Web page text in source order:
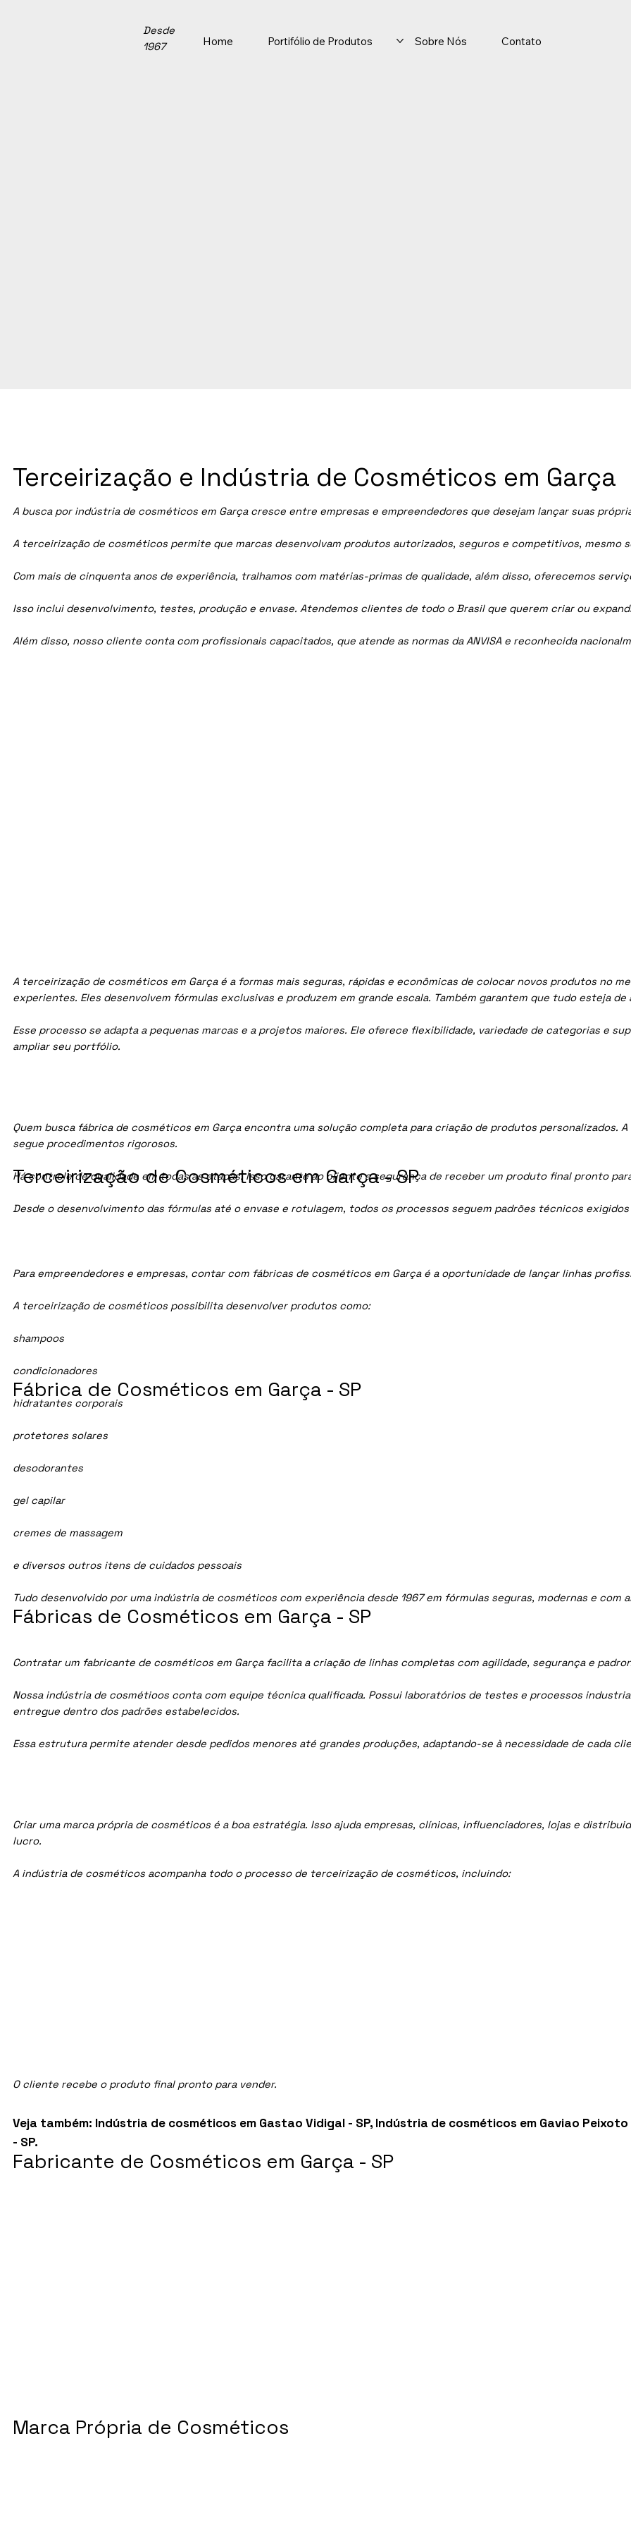
Home Portifólio de Produtos Sobre Nós Contato
Desde
1967
A busca por indústria de cosméticos em Garçacresce entre empresas e empreendedores que desejam lançar suas
A terceirização de cosméticos permite que marcas desenvolvam produtos autorizados, seguros e competitivos, mesmo
Com mais de cinquenta anos de experiência, tralhamos com matérias-primas de qualidade, além disso, oferecemos
Isso inclui desenvolvimento, testes, produção e envase. Atendemos clientes de todo o Brasil que querem criar ou
Além disso, nosso cliente conta com profissionais capacitados, que atende as normas da ANVISA e reconhecida
A terceirização de cosméticos em Garça é a formas mais seguras, rápidas e econômicas de colocar novos produtos no
experientes. Eles desenvolvem fórmulas exclusivas e produzem em grande escala. Também garantem que tudo esteja de
Esse processo se adapta a pequenas marcas e a projetos maiores. Ele oferece flexibilidade, variedade de categorias e
ampliar seu portfólio.
Quem busca fábrica de cosméticos em Garça encontra uma solução completa para criação de produtos personalizados.
segue procedimentos rigorosos.
Há controle de qualidade em todas as etapas. Isso garante ao cliente a segurança de receber um produto final pronto
Desde o desenvolvimento das fórmulas até o envase e rotulagem, todos os processos seguem padrões técnicos
Para empreendedores e empresas, contar com fábricas de cosméticos em Garça é a oportunidade de lançar linhas
A terceirização de cosméticos possibilita desenvolver produtos como:
shampoos
condicionadores
hidratantes corporais
protetores solares
desodorantes
gel capilar
cremes de massagem
e diversos outros itens de cuidados pessoais
Tudo desenvolvido por uma indústria de cosméticos com experiência desde 1967 em fórmulas seguras, modernas e com
Contratar um fabricante de cosméticos em Garça facilita a criação de linhas completas com agilidade, segurança e
Nossa indústria de cosmétioos conta com equipe técnica qualificada. Possui laboratórios de testes e processos
entregue dentro dos padrões estabelecidos.
Essa estrutura permite atender desde pedidos menores até grandes produções, adaptando-se à necessidade de cada
Criar uma marca própria de cosméticos é a boa estratégia. Isso ajuda empresas, clínicas, influenciadores, lojas e
lucro.
A indústria de cosméticos acompanha todo o processo de terceirização de cosméticos, incluindo:
O cliente recebe o produto final pronto para vender.
Veja também: Indústria de cosméticos em Gastao Vidigal - SP, Indústria de cosméticos em Gaviao Peixoto
- SP.
Terceirização e Indústria de Cosméticos em Garça
Fábrica de Cosméticos em Garça - SP
Terceirização de Cosméticos em Garça - SP
Fábricas de Cosméticos em Garça - SP
Fabricante de Cosméticos em Garça - SP
Marca Própria de Cosméticos